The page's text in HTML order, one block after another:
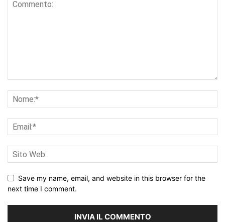
Save my name, email, and website in this browser for the
next time I comment.